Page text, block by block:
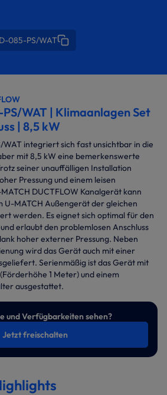
085-PS/WAT
WAT | Klimaanlagen Set
| 8,5 kW
WAT integriert sich fast unsichtbar in die
mit 8,5 kW eine bemerkenswerte
seiner unauffälligen Installation
Pressung und einem leisen
DUCTFLOW Kanalgerät kann
U-MATCH Außengerät der gleichen
werden. Es eignet sich optimal für den
erlaubt den problemlosen Anschluss
hoher externer Pressung. Neben
wird das Gerät auch mit einer
Serienmäßig ist das Gerät mit
1 Meter) und einem
ausgestattet.
und Verfügbarkeiten sehen?
Jetzt freischalten